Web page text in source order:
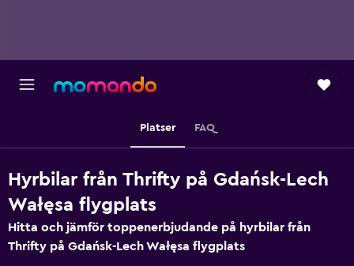
Platser FAQ
Hyrbilar från Thrifty på Gdańsk-Lech
Wałęsa flygplats
Hitta och jämför toppenerbjudande på hyrbilar från
Thrifty på Gdańsk-Lech Wałęsa flygplats